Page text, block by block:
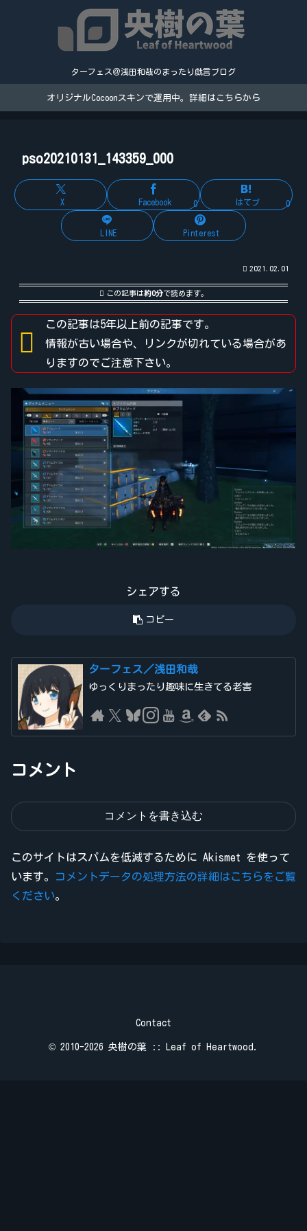
ターフェス＠浅田和哉のまったり戯言ブログ
オリジナルCocoonスキンで運用中。詳細はこちらから
pso20210131_143359_000
X Facebook 0 はてブ 0
LINE Pinterest
2021.02.01
この記事は約0分で読めます。
この記事は5年以上前の記事です。
情報が古い場合や、リンクが切れている場合があ
りますのでご注意下さい。
シェアする
コピー
ターフェス／浅田和哉
ゆっくりまったり趣味に生きてる老害
コメント
コメントを書き込む
このサイトはスパムを低減するために Akismet を使って
います。
コメントデータの処理方法の詳細はこちらをご覧
ください。
Contact
© 2010-2026 央樹の葉 :: Leaf of Heartwood.